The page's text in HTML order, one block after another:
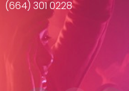
(664) 301 0228